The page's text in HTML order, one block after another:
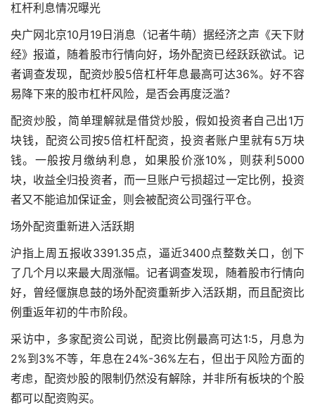
杠杆利息情况曝光
央广网北京10月19日消息（记者牛萌）据经济之声《天下财
经》报道，随着股市行情向好，场外配资已经跃跃欲试。记
者调查发现，配资炒股5倍杠杆年息最高可达36%。好不容
易降下来的股市杠杆风险，是否会再度泛滥？
配资炒股，简单理解就是借贷炒股，假如投资者自己出1万
块钱，配资公司按5倍杠杆配资，投资者账户里就有5万块
钱。一般按月缴纳利息，如果股价涨10%，则获利5000
块，收益全归投资者，而一旦账户亏损超过一定比例，投资
者又不能追加保证金，则会被配资公司强行平仓。
场外配资重新进入活跃期
沪指上周五报收3391.35点，逼近3400点整数关口，创下
了几个月以来最大周涨幅。记者调查发现，随着股市行情向
好，曾经偃旗息鼓的场外配资重新步入活跃期，而且配资比
例重返年初的牛市阶段。
采访中，多家配资公司说，配资比例最高可达1:5，月息为
2%到3%不等，年息在24%-36%左右，但出于风险方面的
考虑，配资炒股的限制仍然没有解除，并非所有板块的个股
都可以配资购买。